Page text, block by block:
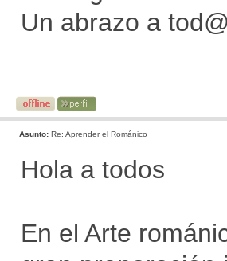
Un abrazo a
Asunto: Re: Aprender el Románico
Hola a todos
En el Arte